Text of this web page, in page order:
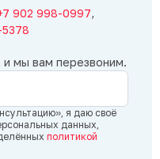
902 998-0997,
и мы вам перезвоним.
я даю своё
данных,
политикой